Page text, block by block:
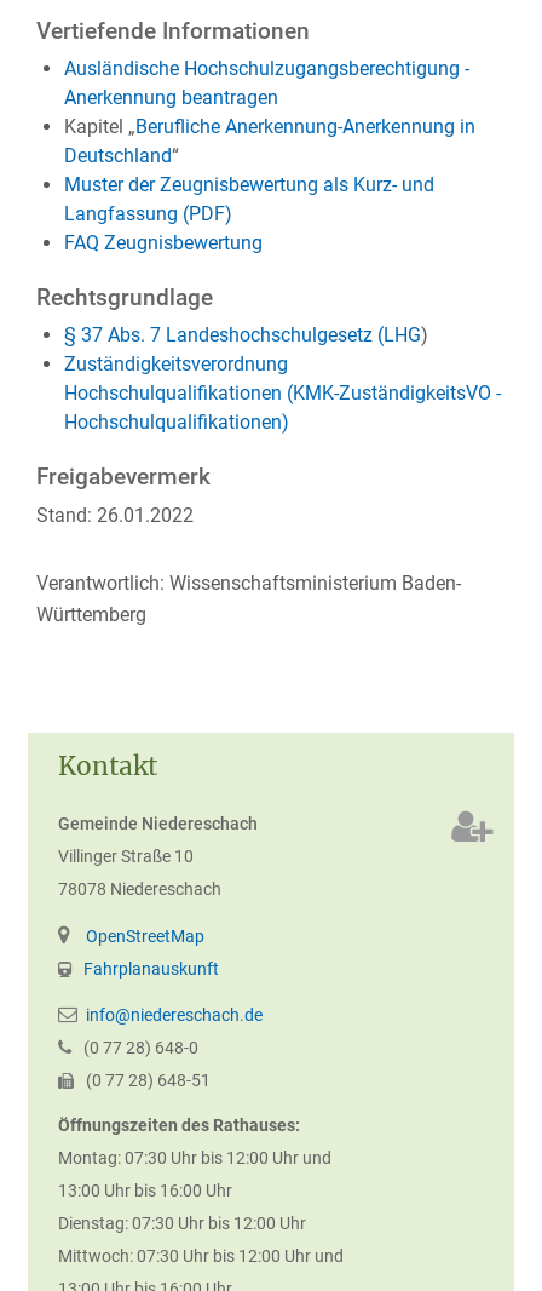
Kontakt
Gemeinde Niedereschach
Villinger Straße 10
78078 Niedereschach
OpenStreetMap
Fahrplanauskunft
info@niedereschach.de
(0 7728) 648-0
(0 7728) 648-51
Öffnungszeiten des Rathauses:
Montag: 07:30 Uhr bis 12:00 Uhr und
13:00 Uhr bis 16:00 Uhr
Dienstag: 07:30 Uhr bis 12:00 Uhr
Mittwoch: 07:30 Uhr bis 12:00 Uhr und
Vertiefende Informationen
Ausländische Hochschulzugangsberechtigung -
Anerkennung beantragen
Kapitel „Berufliche Anerkennung-Anerkennung in
Deutschland“
Muster der Zeugnisbewertung als Kurz- und
Langfassung (PDF)
FAQ Zeugnisbewertung
Rechtsgrundlage
§ 37 Abs. 7 Landeshochschulgesetz (LHG)
Zuständigkeitsverordnung
Hochschulqualifikationen (KMK-ZuständigkeitsVO -
Hochschulqualifikationen)
Freigabevermerk
Stand: 26.01.2022
Verantwortlich: Wissenschaftsministerium Baden-
Württemberg